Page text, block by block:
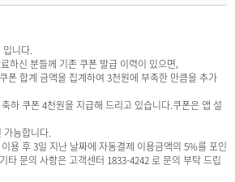
니다.
하신 분들께 기존 쿠폰 발급 이력이 있으면,
폰 합계 금액을 집계하여 3천원에 부족한 만큼을 추가
하 쿠폰 4천원을 지급해 드리고 있습니다.쿠폰은 앱 설
능합니다.
용 후 3일 지난 날짜에 자동결제 이용금액의 5%를 포인
타 문의 사항은 고객센터 1833-4242 로 문의 부탁 드립